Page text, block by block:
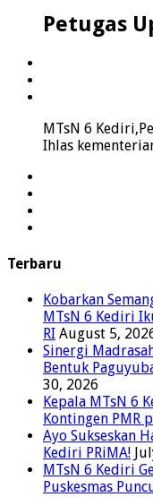
Petugas
MTsN 6
Ihlas
Terbaru
Kobarkan
MTsN 6 Kediri
RI August 5,
Sinergi
Bentuk
30, 2026
Kepala MTsN 6
Kontingen PMR
Ayo Sukseskan
Kediri PRiMA!
MTsN 6 Kediri
Puskesmas